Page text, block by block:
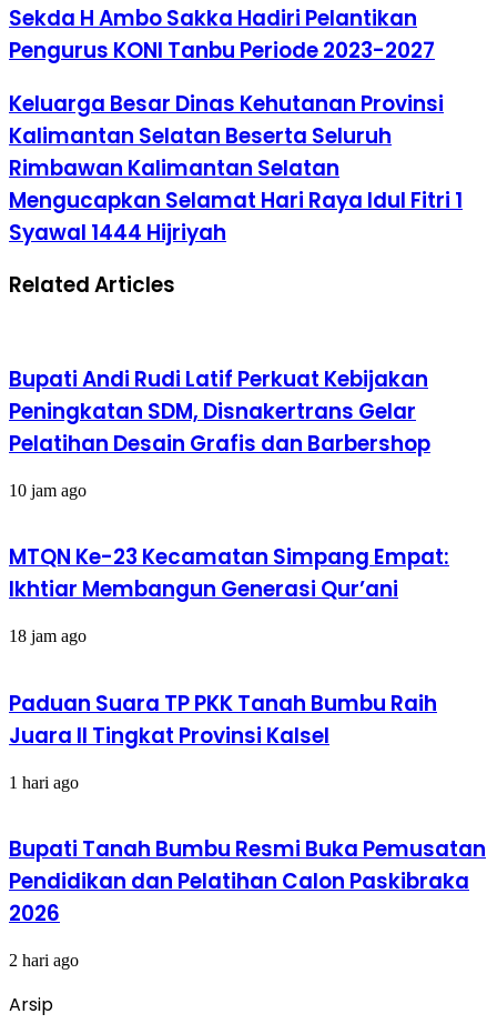
Sekda H Ambo Sakka Hadiri Pelantikan
Pengurus KONI Tanbu Periode 2023-2027
Keluarga Besar Dinas Kehutanan Provinsi
Kalimantan Selatan Beserta Seluruh
Rimbawan Kalimantan Selatan
Mengucapkan Selamat Hari Raya Idul Fitri 1
Syawal 1444 Hijriyah
Related Articles
Bupati Andi Rudi Latif Perkuat Kebijakan
Peningkatan SDM, Disnakertrans Gelar
Pelatihan Desain Grafis dan Barbershop
10 jam ago
MTQN Ke-23 Kecamatan Simpang Empat:
Ikhtiar Membangun Generasi Qur’ani
18 jam ago
Paduan Suara TP PKK Tanah Bumbu Raih
Juara II Tingkat Provinsi Kalsel
1 hari ago
Bupati Tanah Bumbu Resmi Buka Pemusatan
Pendidikan dan Pelatihan Calon Paskibraka
2026
2 hari ago
Arsip